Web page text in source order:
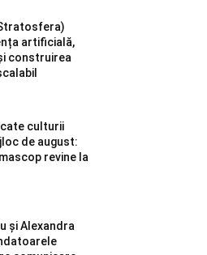
artificială,
construirea
culturii
de august:
revine la
și Alexandra